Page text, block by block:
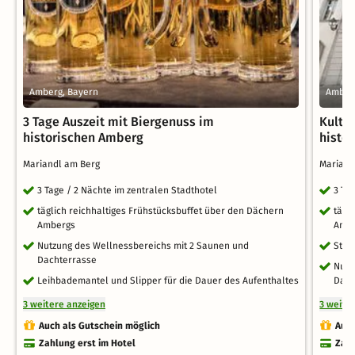
Amberg, Bayern
3 Tage Auszeit mit Biergenuss im
historischen Amberg
Mariandl am Berg
3 Tage / 2 Nächte im zentralen Stadthotel
täglich reichhaltiges Frühstücksbuffet über den Dächern
Ambergs
Nutzung des Wellnessbereichs mit 2 Saunen und
Dachterrasse
Leihbademantel und Slipper für die Dauer des Aufenthaltes
3 weitere anzeigen
Auch als Gutschein möglich
Zahlung erst im Hotel
3
3